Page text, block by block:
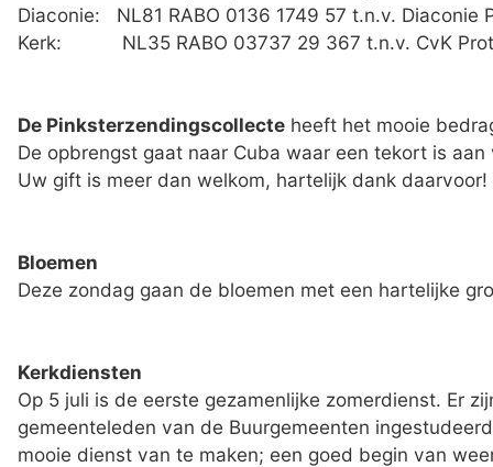
Diaconie: NL81 RABO 0136 1749 57 t.n.v. Diaconie
Kerk: NL35 RABO 03737 29 367 t.n.v. CvK
De Pinksterzendingscollecte heeft het mooie
De opbrengst gaat naar Cuba waar een tekort is
Uw gift is meer dan welkom, hartelijk dank daarvoor!
Bloemen
Deze zondag gaan de bloemen met een hartelijke
Kerkdiensten
Op 5 juli is de eerste gezamenlijke zomerdienst. Er
gemeenteleden van de Buurgemeenten
mooie dienst van te maken; een goed begin van